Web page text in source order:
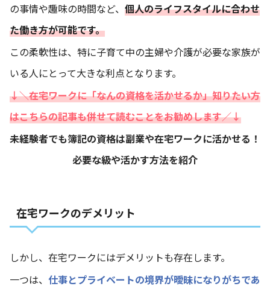
の事情や趣味の時間など、 個人のライフスタイルに合わせ
た働き方が可能です。
この柔軟性は、特に子育て中の主婦や介護が必要な家族が
いる人にとって大きな利点となります。
↓＼在宅ワークに「なんの資格を活かせるか」知りたい方
はこちらの記事も併せて読むことをお勧めします／↓
未経験者でも簿記の資格は副業や在宅ワークに活かせる！
必要な級や活かす方法を紹介
在宅ワークのデメリット
しかし、在宅ワークにはデメリットも存在します。
一つは、 仕事とプライベートの境界が曖昧になりがちであ